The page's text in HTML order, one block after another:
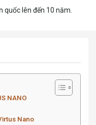
quốc lên đến 10 năm.
NANO
Nano